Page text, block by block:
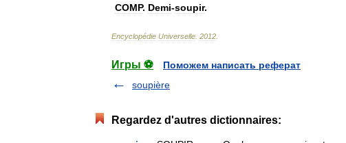
COMP. Demi-soupir.
Encyclopédie Universelle 2012
Игры ⚽
Поможем написать реферат
soupière
Regardez d'autres dictionnaires: